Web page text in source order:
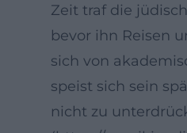
Zeit traf die
bevor ihn Reisen
sich von
speist sich sein
nicht zu